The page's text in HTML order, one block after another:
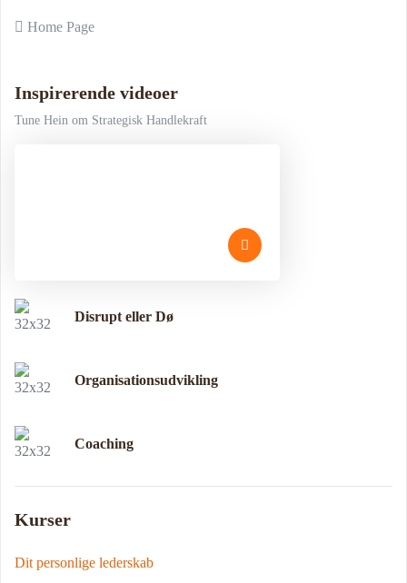
Indlæg navigation
Home Page
Inspirerende videoer
Tune Hein om Strategisk Handlekraft
Disrupt eller Dø
Organisationsudvikling
Coaching
Kurser
Dit personlige lederskab